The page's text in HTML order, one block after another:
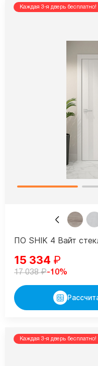
Каждая 3-я дверь бесплатно!
ПО SHIK 4 Вайт
15 334 ₽
17 038₽-10%
Каждая 3-я дверь бесплатно!